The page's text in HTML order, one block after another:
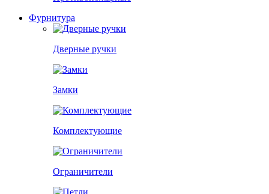
Фурнитура
Дверные ручки
Замки
Комплектующие
Ограничители